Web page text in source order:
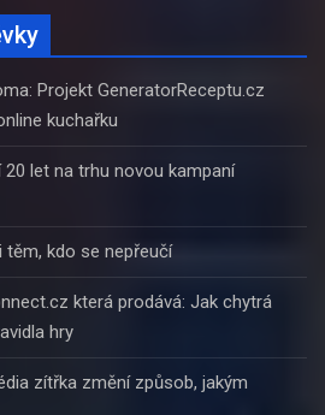
Projekt GeneratorReceptu.cz
kuchařku
let na trhu novou kampaní
těm, kdo se nepřeučí
která prodává: Jak chytrá
hry
zítřka změní způsob, jakým